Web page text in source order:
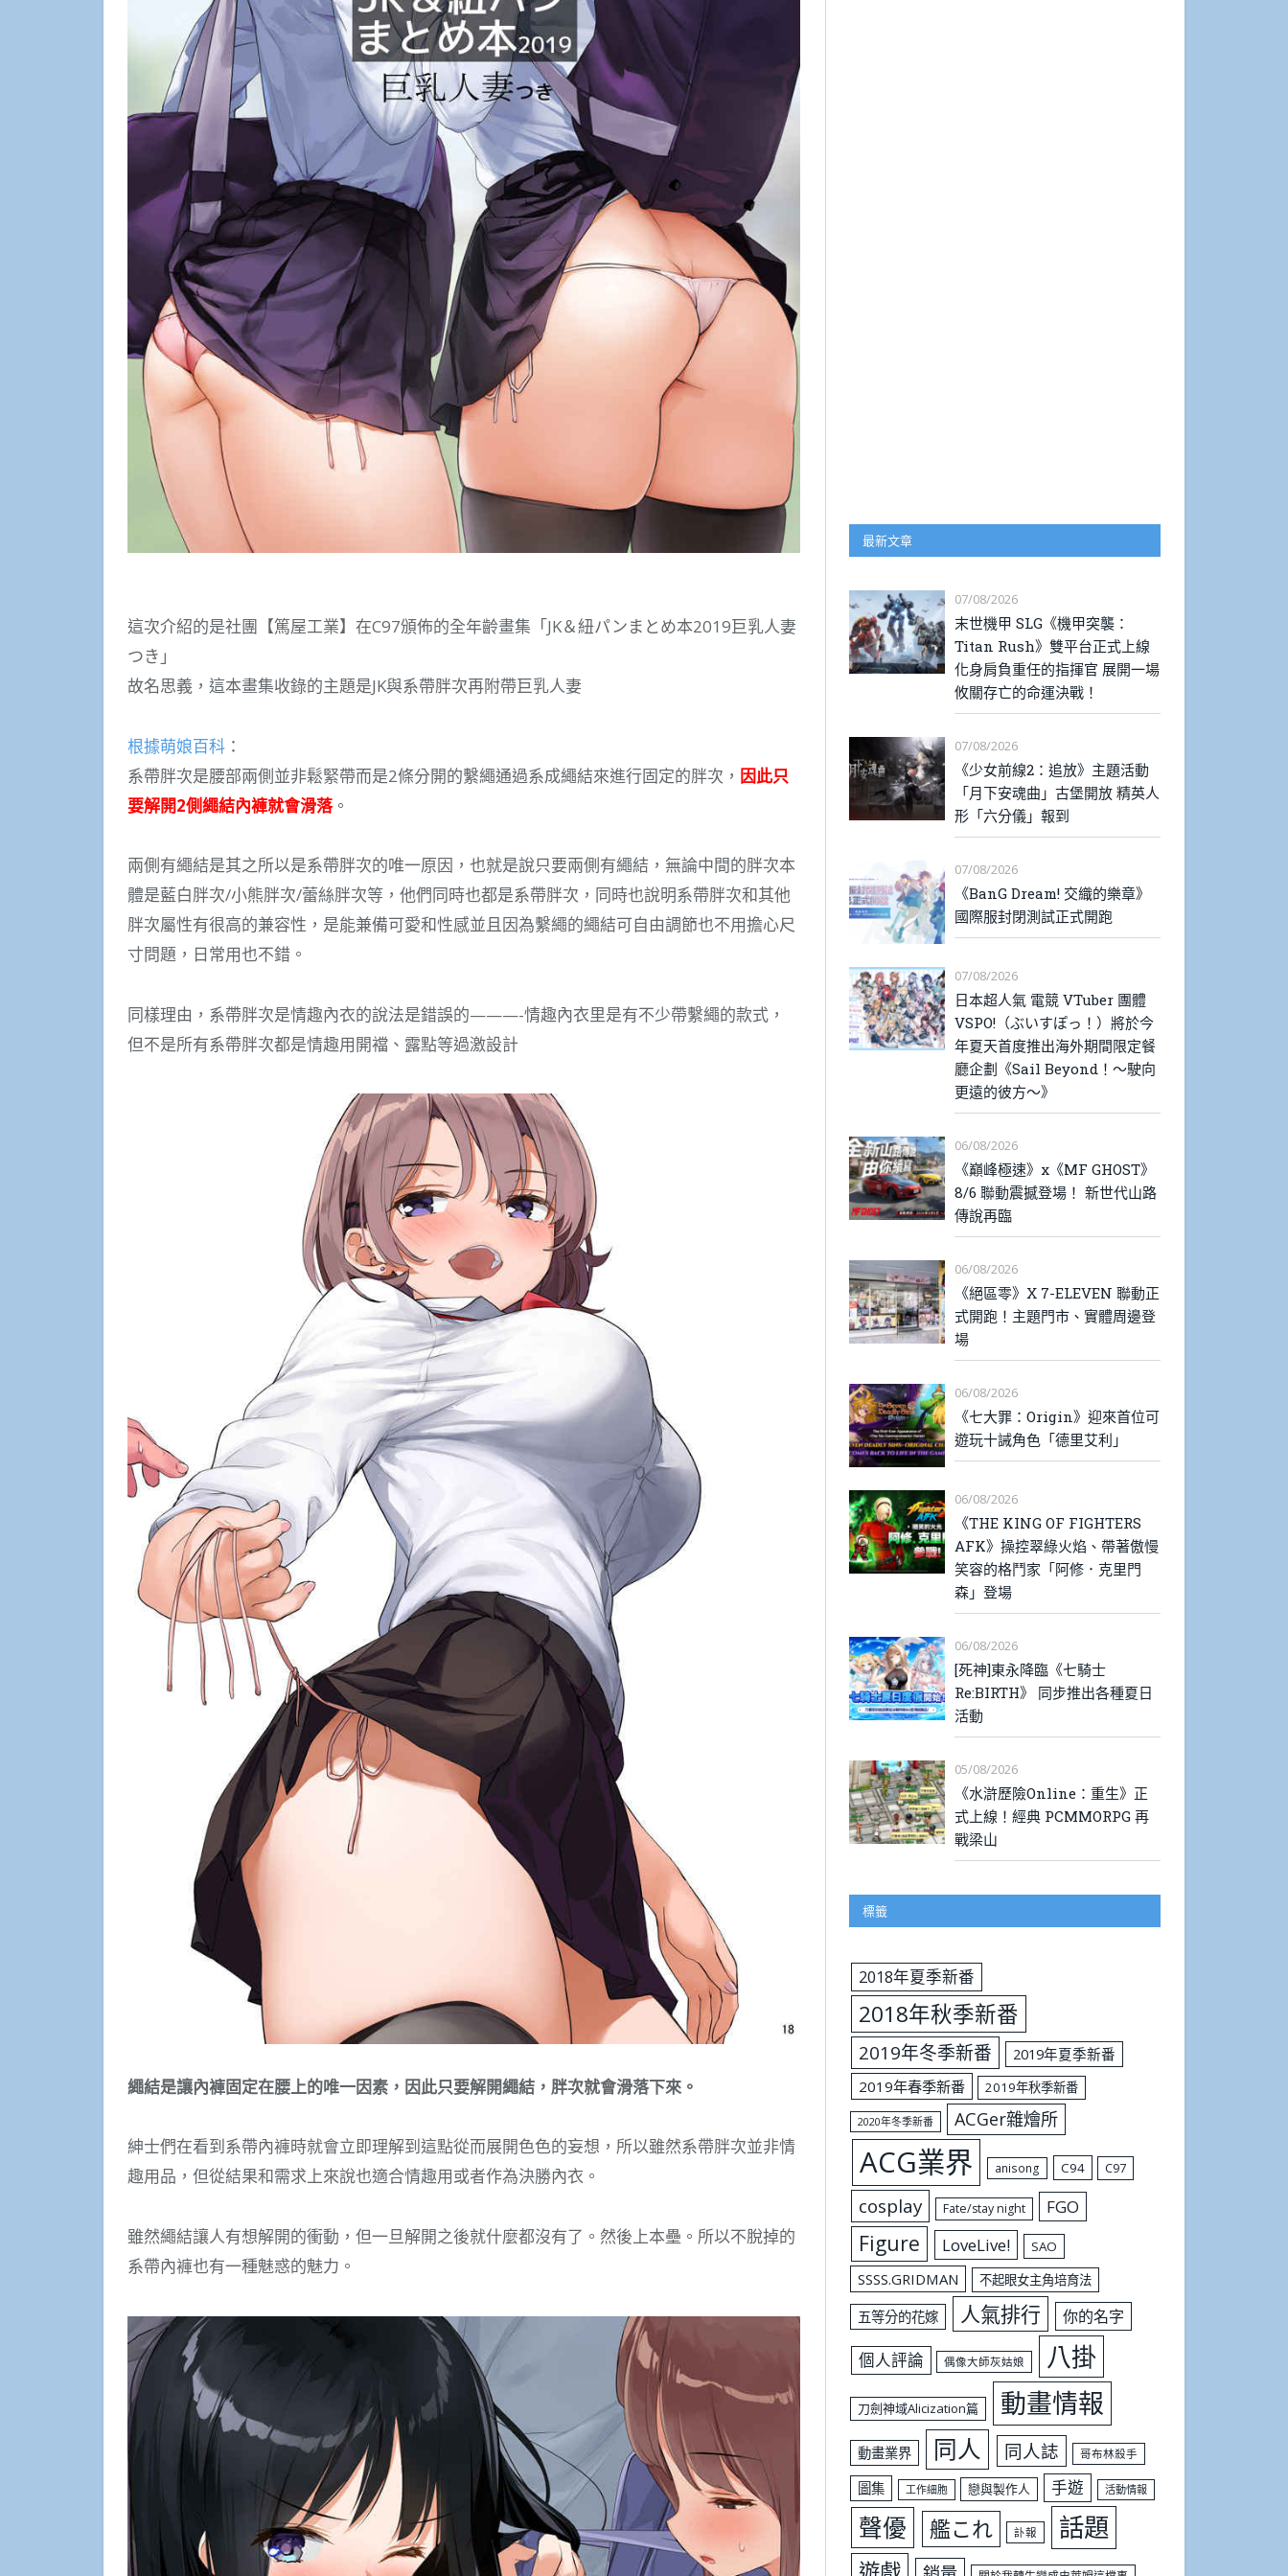
這次介紹的是社團【篤屋工業】在C97頒佈的全年齡畫集「JK＆紐パンまとめ本2019巨乳人妻
つき」
故名思義，這本畫集收錄的主題是JK與系帶胖次再附帶巨乳人妻
根據萌娘百科 ：
系帶胖次是腰部兩側並非鬆緊帶而是2條分開的繫繩通過系成繩結來進行固定的胖次， 因此只
要解開2側繩結內褲就會滑落。
兩側有繩結是其之所以是系帶胖次的唯一原因，也就是說只要兩側有繩結，無論中間的胖次本
體是藍白胖次/小熊胖次/蕾絲胖次等，他們同時也都是系帶胖次，同時也說明系帶胖次和其他
胖次屬性有很高的兼容性，是能兼備可愛和性感並且因為繫繩的繩結可自由調節也不用擔心尺
寸問題，日常用也不錯。
同樣理由，系帶胖次是情趣內衣的說法是錯誤的———-情趣內衣里是有不少帶繫繩的款式，
但不是所有系帶胖次都是情趣用開襠、露點等過激設計
繩結是讓內褲固定在腰上的唯一因素，因此只要解開繩結，胖次就會滑落下來。
紳士們在看到系帶內褲時就會立即理解到這點從而展開色色的妄想，所以雖然系帶胖次並非情
趣用品，但從結果和需求上來說也適合情趣用或者作為決勝內衣。
雖然繩結讓人有想解開的衝動，但一旦解開之後就什麼都沒有了。然後上本壘。所以不脫掉的
系帶內褲也有一種魅惑的魅力。
最新文章
07/08/2026
末世機甲 SLG《機甲突襲：
Titan Rush》雙平台正式上線
化身肩負重任的指揮官 展開一場
攸關存亡的命運決戰！
07/08/2026
《少女前線2：追放》主題活動
「月下安魂曲」古堡開放 精英人
形「六分儀」報到
07/08/2026
《BanG Dream! 交織的樂章》
國際服封閉測試正式開跑
07/08/2026
日本超人氣 電競 VTuber 團體
VSPO!（ぶいすぽっ！）將於今
年夏天首度推出海外期間限定餐
廳企劃《Sail Beyond！～駛向
更遠的彼方～》
06/08/2026
《巔峰極速》x《MF GHOST》
8/6 聯動震撼登場！ 新世代山路
傳說再臨
06/08/2026
《絕區零》X 7-ELEVEN 聯動正
式開跑！主題門市、實體周邊登
場
06/08/2026
《七大罪：Origin》迎來首位可
遊玩十誡角色「德里艾利」
06/08/2026
《THE KING OF FIGHTERS
AFK》操控翠綠火焰、帶著傲慢
笑容的格鬥家「阿修．克里門
森」登場
06/08/2026
[死神]東永降臨《七騎士
Re:BIRTH》 同步推出各種夏日
活動
05/08/2026
《水滸歷險Online：重生》正
式上線！經典 PCMMORPG 再
戰梁山
標籤
2018年夏季新番
2018年秋季新番
2019年冬季新番
2019年夏季新番
2019年春季新番
2019年秋季新番
2020年冬季新番 ACGer雜燴所
ACG業界 anisong C94 C97
cosplay Fate/stay night FGO
Figure LoveLive! SAO
SSSS.GRIDMAN 不起眼女主角培育法
五等分的花嫁 人氣排行 你的名字
個人評論 偶像大師灰姑娘 八掛
刀劍神域Alicization篇 動畫情報
動畫業界 同人 同人誌 哥布林殺手
圖集 工作細胞 戀與製作人 手遊 活動情報
聲優 艦これ 訃報 話題